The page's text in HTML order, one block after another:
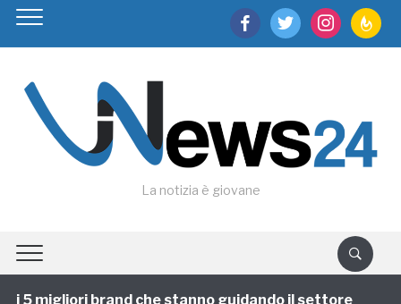
facebooktwitter instagram
La notizia è giovane
migliori brand che stanno guidando il settore